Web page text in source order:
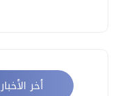
أخر الأخبار